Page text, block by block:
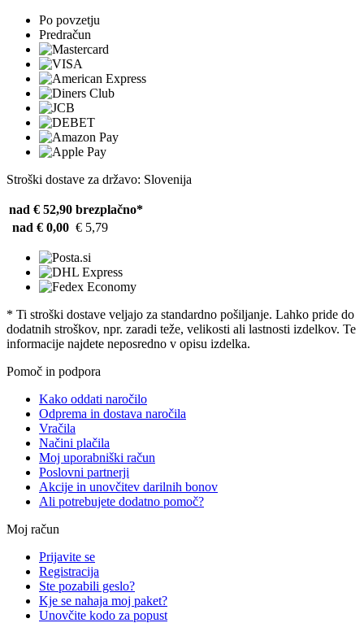
Po povzetju
Predračun
Stroški dostave za državo: Slovenija
nad € 52,90 brezplačno*
nad € 0,00 € 5,79
* Ti stroški dostave veljajo za standardno pošiljanje. Lahko pride do
dodatnih stroškov, npr. zaradi teže, velikosti ali lastnosti izdelkov. Te
informacije najdete neposredno v opisu izdelka.
Pomoč in podpora
Kako oddati naročilo
Odprema in dostava naročila
Vračila
Načini plačila
Moj uporabniški račun
Poslovni partnerji
Akcije in unovčitev darilnih bonov
Ali potrebujete dodatno pomoč?
Moj račun
Prijavite se
Registracija
Ste pozabili geslo?
Kje se nahaja moj paket?
Unovčite kodo za popust